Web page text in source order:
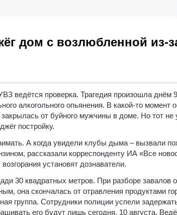
дом с возлюбленной из-
ведётся проверка. Трагедия произошла днём 9
алкогольного опьянения. В какой-то момент
от буйного мужчины в доме. Но тот не
постройку.
А когда увидели клубы дыма – вызвали
рассказали корреспонденту ИА «Все
установят дознаватели.
30 квадратных метров. При разборе завалов
она скончалась от отравления продуктами
группа. Сотрудники полиции успели
его будут лишь сегодня, 10 августа.